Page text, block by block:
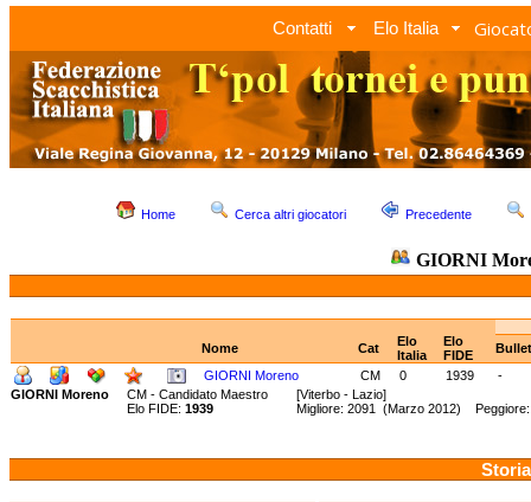
Contatti Elo Italia
Home Cerca altri giocatori Precedente
GIORNI
Nome Cat
Elo
Italia
Elo
FIDE
GIORNI Moreno
CM 0 1939
-
GIORNI Moreno
CM - Candidato Maestro [Viterbo - Lazio]
Elo FIDE: 1939 Migliore: 2091 (Marzo 2012)